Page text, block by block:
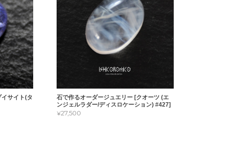
サイト(タ
石で作るオーダージュエリー [クオーツ (エ
ンジェルラダー/ディスロケーション) #427]
¥27,500